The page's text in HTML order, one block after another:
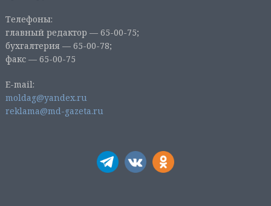
Телефоны:
главный редактор — 65-00-75;
бухгалтерия — 65-00-78;
факс — 65-00-75
E-mail:
moldag@yandex.ru
reklama@md-gazeta.ru